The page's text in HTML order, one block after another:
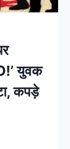
युवक
कपड़े